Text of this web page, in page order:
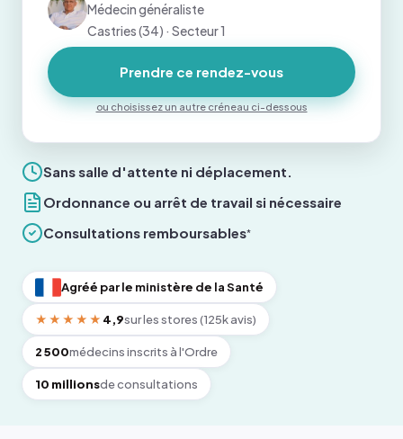
Sans salle d'attente ni déplacement.
Ordonnance ou arrêt de travail si nécessaire
Consultations remboursables*
Agréé par le ministère de la Santé
★★★★★ 4,9sur les stores (125k avis)
2 500médecins inscrits à l'Ordre
10 millionsde consultations
Médecin généraliste
Castries (34) · Secteur 1
Prendre ce rendez-vous
ou choisissez un autre créneau ci-dessous